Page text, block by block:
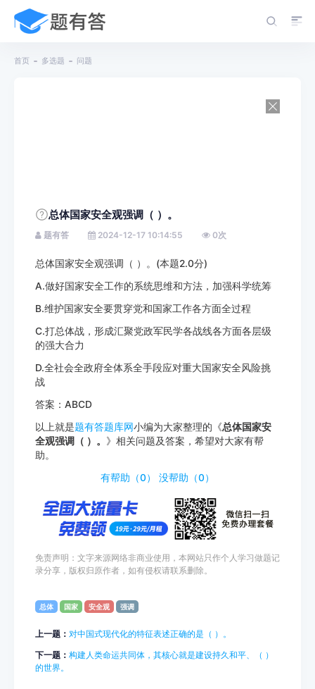
首页 多选题 问题
总体国家安全观强调（ ）。
题有答 2024-12-17 10:14:55 0次
总体国家安全观强调（ ）。(本题2.0分)
A.做好国家安全工作的系统思维和方法，加强科学统筹
B.维护国家安全要贯穿党和国家工作各方面全过程
C.打总体战，形成汇聚党政军民学各战线各方面各层级
的强大合力
D.全社会全政府全体系全手段应对重大国家安全风险挑
战
答案：ABCD
以上就是题有答题库网小编为大家整理的《总体国家安
全观强调（ ）。 》相关问题及答案，希望对大家有帮
助。
有帮助（0） 没帮助（0）
免责声明：文字来源网络非商业使用，本网站只作个人学习做题记
录分享，版权归原作者，如有侵权请联系删除。
总体 国家 安全观 强调
上一题： 对中国式现代化的特征表述正确的是（ ）。
下一题： 构建人类命运共同体，其核心就是建设持久和平、（ ）
的世界。